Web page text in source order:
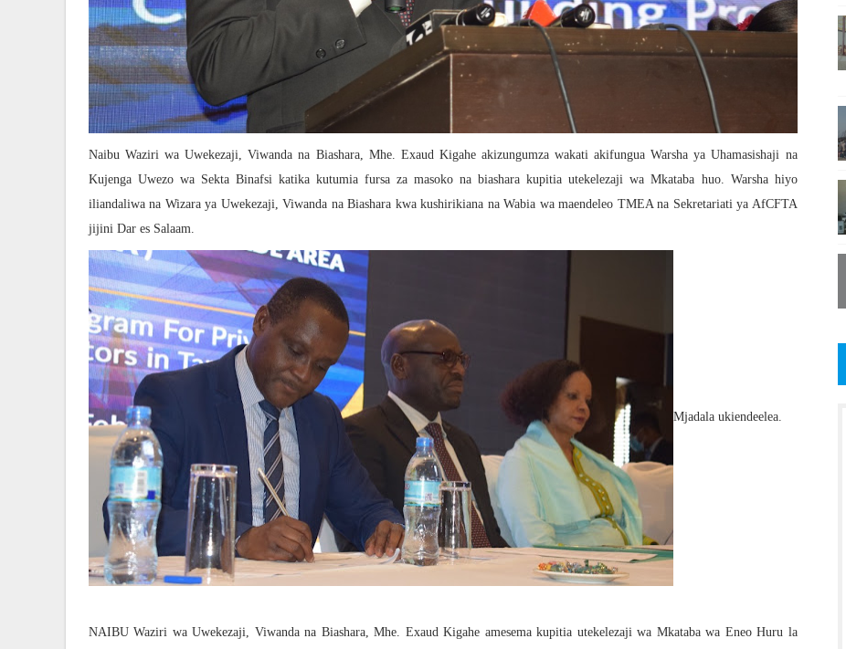
Naibu Waziri wa Uwekezaji, Viwanda na Biashara, Mhe. Exaud Kigahe akizungumza wakati akifungua Warsha ya Uhamasishaji na
Kujenga Uwezo wa Sekta Binafsi katika kutumia fursa za masoko na biashara kupitia utekelezaji wa Mkataba huo. Warsha hiyo
iliandaliwa na Wizara ya Uwekezaji, Viwanda na Biashara kwa kushirikiana na Wabia wa maendeleo TMEA na Sekretariati ya AfCFTA
jijini Dar es Salaam.
Mjadala ukiendeelea.
NAIBU Waziri wa Uwekezaji, Viwanda na Biashara, Mhe. Exaud Kigahe amesema kupitia utekelezaji wa Mkataba wa Eneo Huru la